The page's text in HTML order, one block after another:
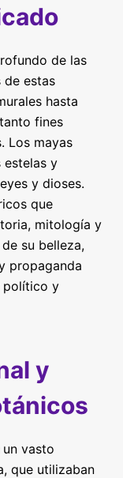
de las
de estas
hasta
fines
Los mayas
estelas y
y dioses.
que
mitología y
su belleza,
propaganda
político y
y
vasto
que utilizaban